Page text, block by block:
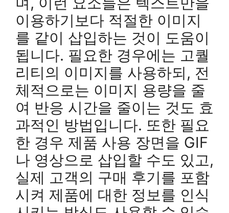
이용하기보다 적절한 이미지
를 같이 삽입하는 것이 도움이
됩니다. 필요한 경우에는 고퀄
리티의 이미지를 사용하되, 전
체적으로는 이미지 용량을 줄
여 반응 시간을 줄이는 것도 효
과적인 방법입니다. 또한 필요
한 경우 제품 사용 장면을 GIF
나 영상으로 삽입할 수도 있고,
실제 고객의 구매 후기를 포함
시켜 제품에 대한 정보를 인식